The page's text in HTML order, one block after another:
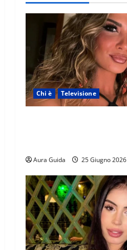
Chi è Televisione
Aura Guida 25 Giugno 2026